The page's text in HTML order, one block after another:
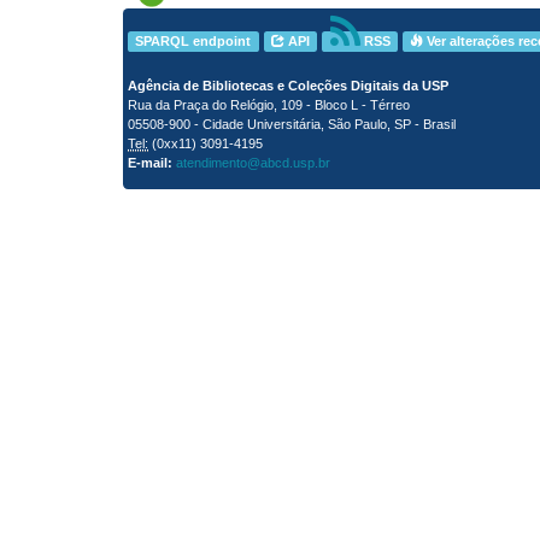
SPARQL endpoint API RSS Ver alterações
Agência de Bibliotecas e Coleções Digitais da USP
Rua da Praça do Relógio, 109 - Bloco L - Térreo
05508-900 - Cidade Universitária, São Paulo, SP - Brasil
Tel: (0xx11) 3091-4195
E-mail: atendimento@abcd.usp.br